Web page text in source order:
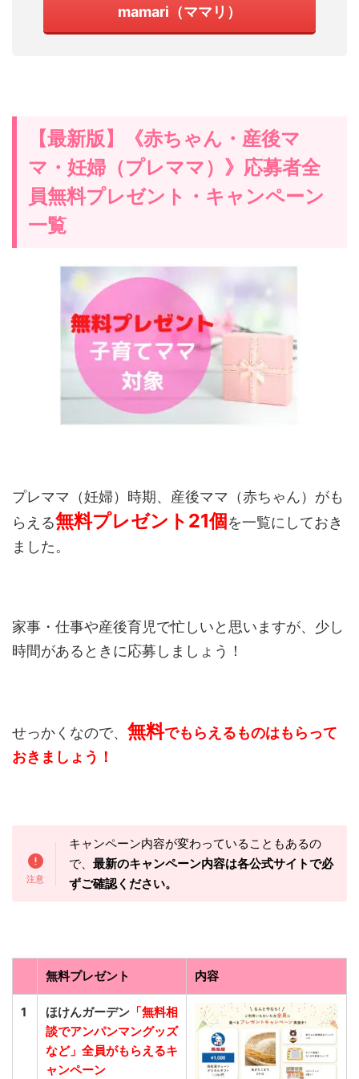
mamari（ママリ）
【最新版】《赤ちゃん・産後マ
マ・妊婦（プレママ）》応募者全
員無料プレゼント・キャンペーン
一覧
プレママ（妊婦）時期、産後ママ（赤ちゃん）がも
らえる無料プレゼント21個を一覧にしておき
ました。
家事・仕事や産後育児で忙しいと思いますが、少し
時間があるときに応募しましょう！
せっかくなので、 無料でもらえるものはもらって
おきましょう！
キャンペーン内容が変わっていることもあるの
で、 最新のキャンペーン内容は各公式サイトで必
ずご確認ください。
無料プレゼント 内容
1 ほけんガーデン 「無料相
談でアンパンマングッズ
など」全員がもらえるキ
ャンペーン